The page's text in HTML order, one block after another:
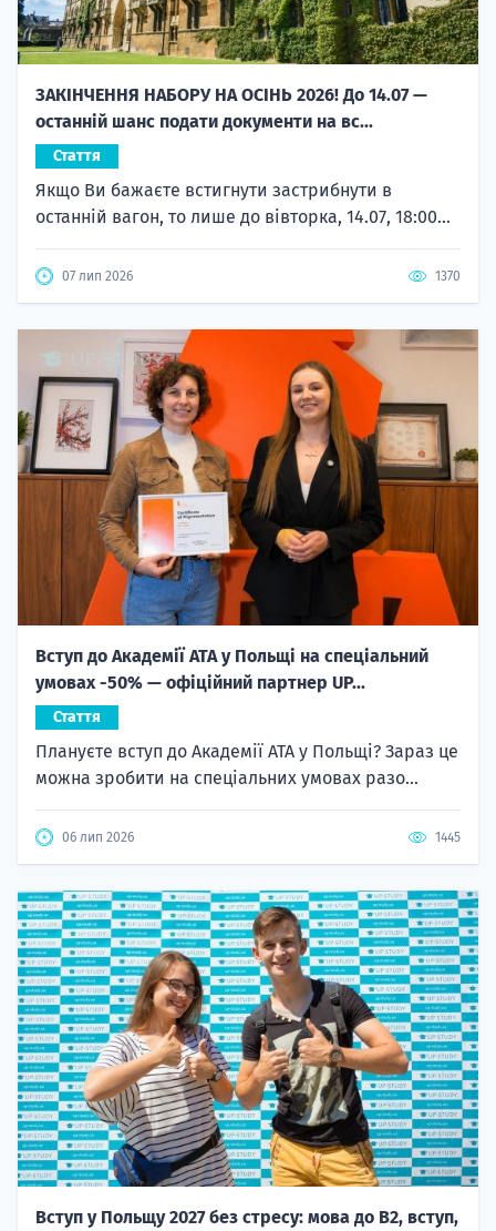
ЗАКІНЧЕННЯ НАБОРУ НА ОСІНЬ 2026! До 14.07 —
останній шанс подати документи на вс...
Стаття
Якщо Ви бажаєте встигнути застрибнути в
останній вагон, то лише до вівторка, 14.07, 18:00...
07 лип 2026 1370
Вступ до Академії ATA у Польщі на спеціальний
умовах -50% — офіційний партнер UP...
Стаття
Плануєте вступ до Академії ATA у Польщі? Зараз це
можна зробити на спеціальних умовах разо...
06 лип 2026 1445
Вступ у Польщу 2027 без стресу: мова до B2, вступ,